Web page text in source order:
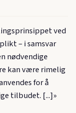
ved
– i samsvar
nødvendige
kan være rimelig
for å
tilbudet. [...]»